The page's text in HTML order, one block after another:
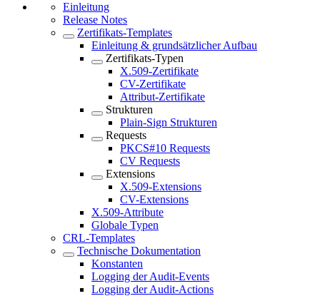
Einleitung
Release Notes
Zertifikats-Templates
Einleitung & grundsätzlicher Aufbau
Zertifikats-Typen
X.509-Zertifikate
CV-Zertifikate
Attribut-Zertifikate
Strukturen
Plain-Sign Strukturen
Requests
PKCS#10 Requests
CV Requests
Extensions
X.509-Extensions
CV-Extensions
X.509-Attribute
Globale Typen
CRL-Templates
Technische Dokumentation
Konstanten
Logging der Audit-Events
Logging der Audit-Actions